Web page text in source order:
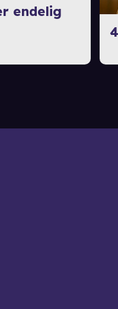
endelig